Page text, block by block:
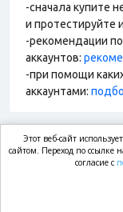
-сначала купите
и протестируйте
-рекомендации
аккаунтов:
-при помощи
аккаунтами:
Этот веб-сайт
сайтом. Переход по ссылке
согласие с